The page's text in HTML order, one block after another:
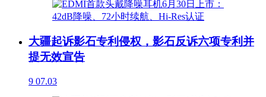
大疆起诉影石专利侵权，影石反诉六项专利并
提无效宣告
9 07.03